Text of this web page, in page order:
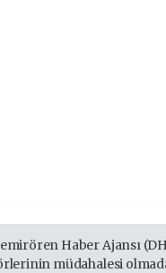
Haber Ajansı
müdahalesi